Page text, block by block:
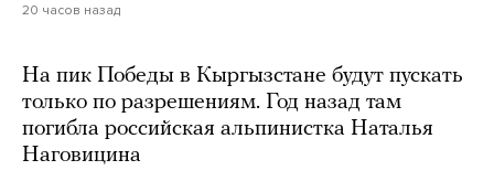
20 часов назад
На пик Победы в Кыргызстане будут пускать
только по разрешениям. Год назад там
погибла российская альпинистка Наталья
Наговицина